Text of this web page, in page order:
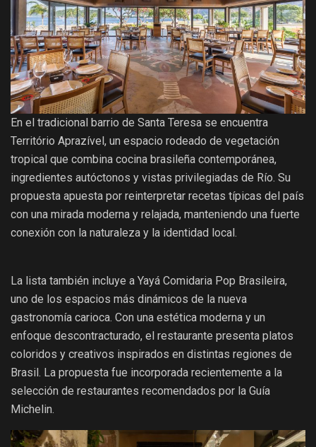
En el tradicional barrio de Santa Teresa se encuentra
Território Aprazível, un espacio rodeado de vegetación
tropical que combina cocina brasileña contemporánea,
ingredientes autóctonos y vistas privilegiadas de Río. Su
propuesta apuesta por reinterpretar recetas típicas del país
con una mirada moderna y relajada, manteniendo una fuerte
conexión con la naturaleza y la identidad local.
La lista también incluye a Yayá Comidaria Pop Brasileira,
uno de los espacios más dinámicos de la nueva
gastronomía carioca. Con una estética moderna y un
enfoque descontracturado, el restaurante presenta platos
coloridos y creativos inspirados en distintas regiones de
Brasil. La propuesta fue incorporada recientemente a la
selección de restaurantes recomendados por la Guía
Michelin.